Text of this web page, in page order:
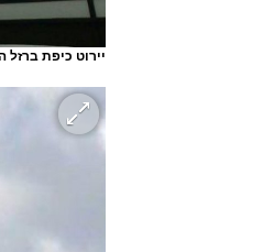
יירוט כיפת ברזל